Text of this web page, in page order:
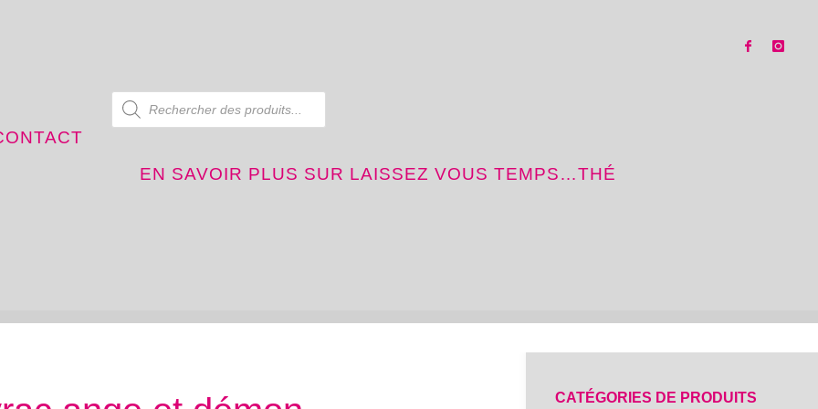
Recherche de produits
EN SAVOIR PLUS SUR LAISSEZ VOUS TEMPS…THÉ
CATÉGORIES DE PRODUITS